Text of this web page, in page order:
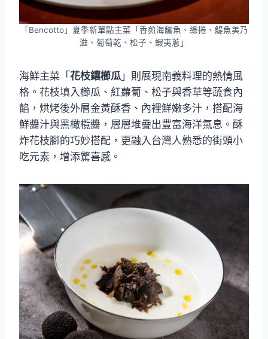
「Bencotto」夏季新單點主菜「香煎海鱺魚、綠捲、鯷魚美乃
滋、葡萄乾、松子、蝦夷蔥」
海鮮主菜「 花枝鑲櫛瓜 」則展現南義料理的熱情風
格。花枝填入櫛瓜、紅蘿蔔、松子與香草等蔬食內
餡，烘烤後外層金黃酥香、內裡鮮嫩多汁，搭配海
鮮醬汁與黑橄欖醬，層層堆疊出豐富海洋氣息。酥
炸花枝腳的巧妙搭配，更融入台灣人熟悉的街頭小
吃元素，增添驚喜感。